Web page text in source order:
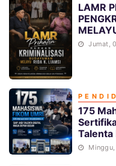
LAMR
Jumat,
175
Talenta